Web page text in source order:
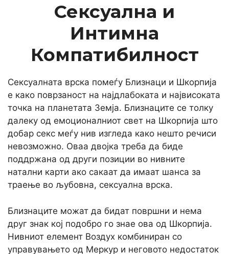
Сексуална и
Интимна
Компатибилност
Сексуалната врска помеѓу Близнаци и Шкорпија
е како поврзаност на најдлабоката и највисоката
точка на планетата Земја. Близнаците се толку
далеку од емоционалниот свет на Шкорпија што
добар секс меѓу нив изгледа како нешто речиси
невозможно. Оваа двојка треба да биде
поддржана од други позиции во нивните
натални карти ако сакаат да имаат шанса за
траење во љубовна, сексуална врска.
Близнаците можат да бидат површни и нема
друг знак кој подобро го знае ова од Шкорпија.
Нивниот елемент Воздух комбиниран со
управувањето од Меркур и неговото недостаток